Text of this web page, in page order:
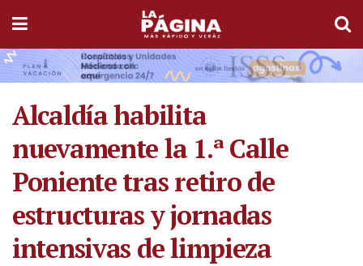
Alcaldía habilita
nuevamente la 1.ª Calle
Poniente tras retiro de
estructuras y jornadas
intensivas de limpieza